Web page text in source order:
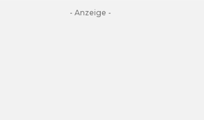
- Anzeige -